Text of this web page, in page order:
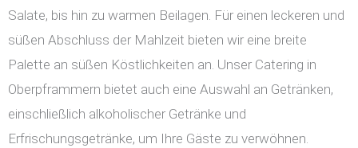
Salate, bis hin zu warmen Beilagen. Für einen leckeren und
süßen Abschluss der Mahlzeit bieten wir eine breite
Palette an süßen Köstlichkeiten an. Unser Catering in
Oberpframmern bietet auch eine Auswahl an Getränken,
einschließlich alkoholischer Getränke und
Erfrischungsgetränke, um Ihre Gäste zu verwöhnen.